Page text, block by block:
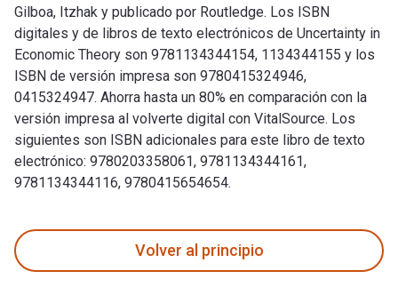
Gilboa, Itzhak y publicado por Routledge. Los ISBN
digitales y de libros de texto electrónicos de Uncertainty in
Economic Theory son 9781134344154, 1134344155 y los
ISBN de versión impresa son 9780415324946,
0415324947. Ahorra hasta un 80% en comparación con la
versión impresa al volverte digital con VitalSource. Los
siguientes son ISBN adicionales para este libro de texto
electrónico: 9780203358061, 9781134344161,
9781134344116, 9780415654654.
Volver al principio